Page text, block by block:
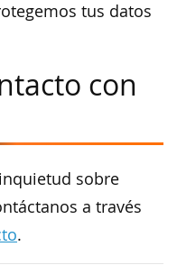
tus datos
con
sobre
a través
.